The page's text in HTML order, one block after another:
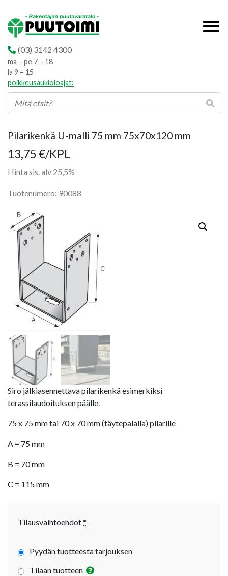
(03) 3142 4300
ma – pe 7 – 18
la 9 – 15
poikkeusaukioloajat:
Pilarikenkä U-malli 75 mm 75x70x120 mm
13,75 €/KPL
Hinta sis. alv 25,5%
Tuotenumero: 90088
Siro jälkiasennettava pilarikenkä esimerkiksi
terassilaudoituksen päälle.
75 x 75 mm tai 70 x 70 mm (täytepalalla) pilarille
A = 75 mm
B = 70 mm
C = 115 mm
Tilausvaihtoehdot*
Pyydän tuotteesta tarjouksen
Tilaan tuotteen